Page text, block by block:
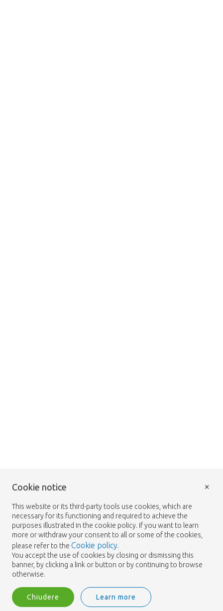
Cookie notice
This website or its third-party tools use cookies, which are
necessary for its functioning and required to achieve the
purposes illustrated in the cookie policy. If you want to learn
more or withdraw your consent to all or some of the cookies,
please refer to the Cookie policy.
You accept the use of cookies by closing or dismissing this
banner, by clicking a link or button or by continuing to browse
otherwise.
Chiudere Learn more
×